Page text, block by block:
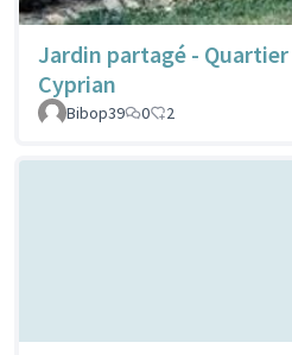
Jardin partagé - Quartier
Cyprian
Bibop39
0 2